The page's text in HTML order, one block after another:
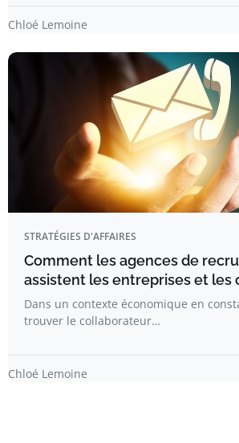
Chloé Lemoine
STRATÉGIES D'AFFAIRES
Comment les agences de
assistent les entreprises et les
Dans un contexte économique en
trouver le collaborateur…
Chloé Lemoine